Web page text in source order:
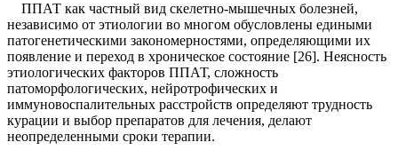
ППАТ как частный вид скелетно-мышечных болезней,
независимо от этиологии во многом обусловлены едиными
патогенетическими закономерностями, определяющими их
появление и переход в хроническое состояние [26]. Неясность
этиологических факторов ППАТ, сложность
патоморфологических, нейротрофических и
иммуновоспалительных расстройств определяют трудность
курации и выбор препаратов для лечения, делают
неопределенными сроки терапии.